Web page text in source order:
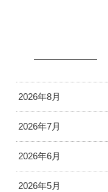
2026年8月
2026年7月
2026年6月
2026年5月